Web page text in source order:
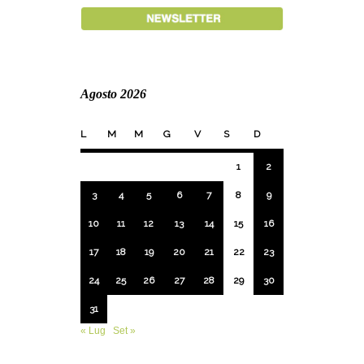
Agosto 2026
L M M G V S D
1 2
3 4 5 6 7 8 9
10 11 12 13 14 15 16
17 18 19 20 21 22 23
24 25 26 27 28 29 30
31
« Lug
Set »